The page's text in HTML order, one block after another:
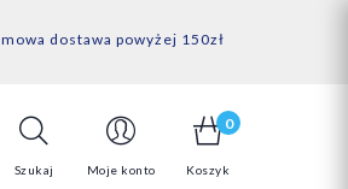
dostawa powyżej 150zł
na darmowy zwrot*
Szukaj Moje konto
0
Koszyk